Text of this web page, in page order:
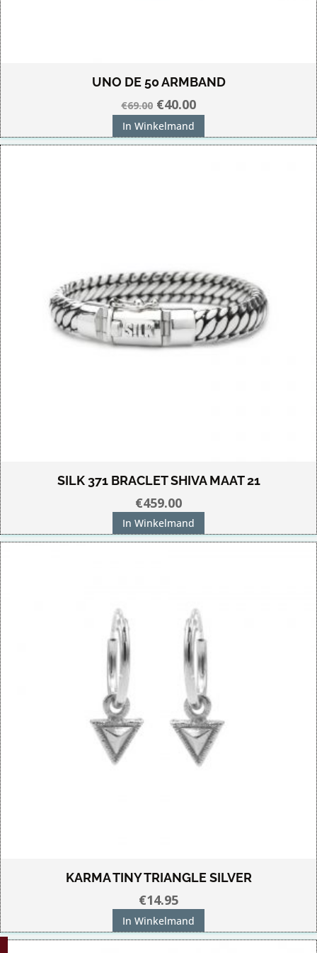
UNO DE 50 ARMBAND
€69.00 Oorspronkelijke
prijs
was:
€40.00Huidige
is:
In Winkelmand
SILK 371 BRACLET SHIVA MAAT 21
€459.00
In Winkelmand
KARMA TINY TRIANGLE SILVER
€14.95
In Winkelmand